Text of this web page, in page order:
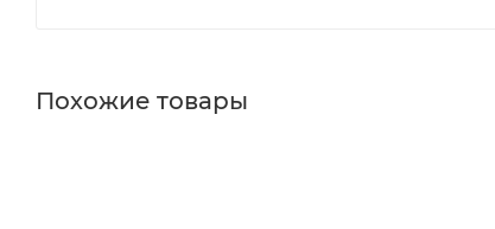
Похожие товары